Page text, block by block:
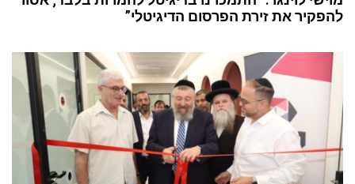
להפקיר את זירת הפרסום הדיגיטלי”